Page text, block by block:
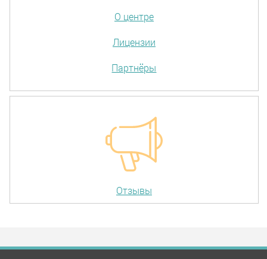
О центре
Лицензии
Партнёры
Отзывы